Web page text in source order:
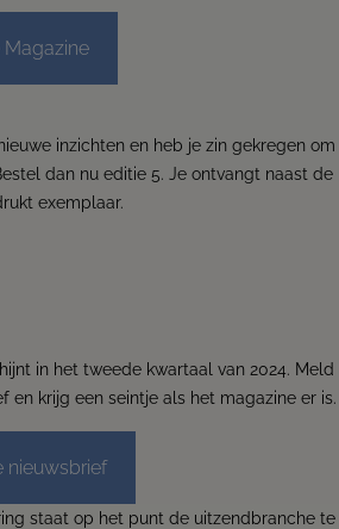
Magazine
inzichten en heb je zin gekregen om
dan nu editie 5. Je ontvangt naast de
exemplaar.
in het tweede kwartaal van 2024. Meld
en krijg een seintje als het magazine er is.
nieuwsbrief
staat op het punt de uitzendbranche te
De Voort Advocaten | Mediators
clients.
Read more
Contact us